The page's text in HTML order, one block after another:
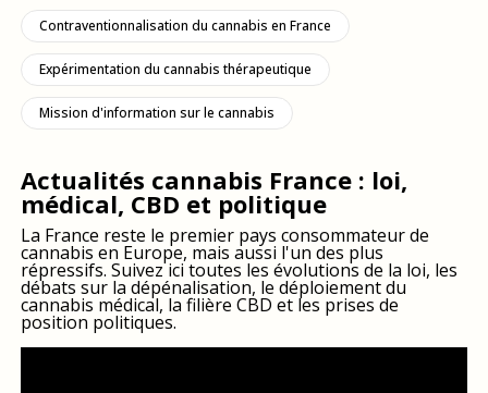
accessible sur la base d’une exemption individuelle depuis le
début des années 2000. Cette situation restrictive, souvent
critiquée par les associations et certains professionnels de
santé, contraste avec l’assouplissement de la législation sur le
cannabis adopté en Europe depuis le début des années 2000.
en France ?
Le cannabis a été rendu illégal en France en 1970 par l’adoption
de la loi du 31 décembre 1970. Cette loi interdit la production, la
vente et la consommation de cannabis, ainsi que d’autres
drogues, et prévoit des sanctions sévères en cas d’infraction.
Prise à l’origine dans un but sanitaire, les fréquentes
modifications de la loi ont évacué tout ce pan au profit d’une
Contraventionnalisation du cannabis en France
Expérimentation du cannabis thérapeutique
Mission d'information sur le cannabis
Actualités cannabis France : loi,
médical, CBD et politique
La France reste le premier pays consommateur de
cannabis en Europe, mais aussi l'un des plus
répressifs. Suivez ici toutes les évolutions de la loi, les
débats sur la dépénalisation, le déploiement du
cannabis médical, la filière CBD et les prises de
position politiques.